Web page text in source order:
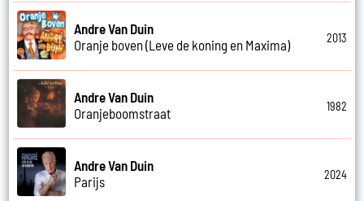
Andre Van Duin
Oranje boven (Leve de koning en Maxima)
2013
Andre Van Duin
Oranjeboomstraat
1982
Andre Van Duin
Parijs
2024